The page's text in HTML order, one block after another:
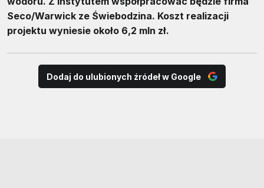
Seco/Warwick ze Świebodzina. Koszt realizacji
projektu wyniesie około 6,2 mln zł.
Dodaj do ulubionych źródeł w Google